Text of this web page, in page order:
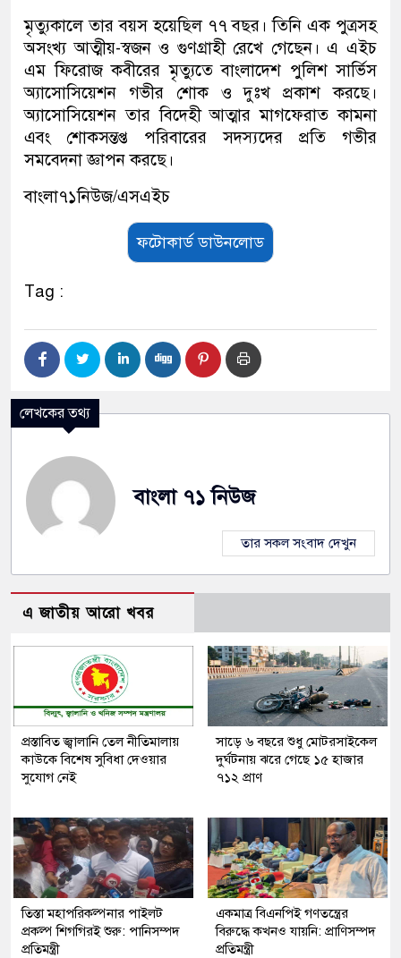
মৃত্যুকালে তার বয়স হয়েছিল ৭৭ বছর। তিনি এক পুত্রসহ
অসংখ্য আত্মীয়-স্বজন ও গুণগ্রাহী রেখে গেছেন। এ এইচ
এম ফিরোজ কবীরের মৃত্যুতে বাংলাদেশ পুলিশ সার্ভিস
অ্যাসোসিয়েশন গভীর শোক ও দুঃখ প্রকাশ করছে।
অ্যাসোসিয়েশন তার বিদেহী আত্মার মাগফেরাত কামনা
এবং শোকসন্তপ্ত পরিবারের সদস্যদের প্রতি গভীর
সমবেদনা জ্ঞাপন করছে।
বাংলা৭১নিউজ/এসএইচ
ফটোকার্ড ডাউনলোড
Tag :
লেখকের তথ্য
বাংলা ৭১ নিউজ
তার সকল সংবাদ দেখুন
এ জাতীয় আরো খবর
প্রস্তাবিত জ্বালানি তেল নীতিমালায়
কাউকে বিশেষ সুবিধা দেওয়ার
সুযোগ নেই
সাড়ে ৬ বছরে শুধু মোটরসাইকেল
দুর্ঘটনায় ঝরে গেছে ১৫ হাজার
৭১২ প্রাণ
তিস্তা মহাপরিকল্পনার পাইলট
প্রকল্প শিগগিরই শুরু: পানিসম্পদ
প্রতিমন্ত্রী
একমাত্র বিএনপিই গণতন্ত্রের
বিরুদ্ধে কখনও যায়নি: প্রাণিসম্পদ
প্রতিমন্ত্রী